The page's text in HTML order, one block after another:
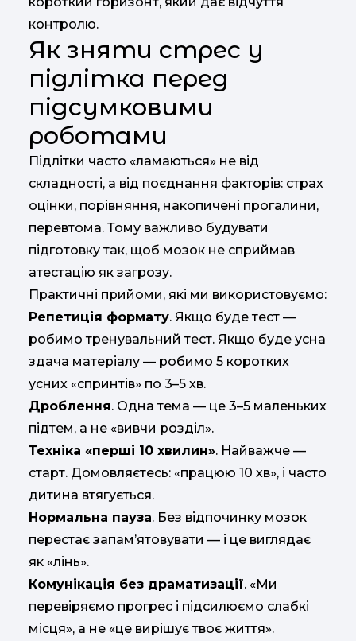
контролю.
Як зняти стрес у
підлітка перед
підсумковими
роботами
Підлітки часто «ламаються» не від
складності, а від поєднання факторів: страх
оцінки, порівняння, накопичені прогалини,
перевтома. Тому важливо будувати
підготовку так, щоб мозок не сприймав
атестацію як загрозу.
Практичні прийоми, які ми використовуємо:
Репетиція формату. Якщо буде тест —
робимо тренувальний тест. Якщо буде усна
здача матеріалу — робимо 5 коротких
усних «спринтів» по 3–5 хв.
Дроблення. Одна тема — це 3–5 маленьких
підтем, а не «вивчи розділ».
Техніка «перші 10 хвилин». Найважче —
старт. Домовляєтесь: «працюю 10 хв», і часто
дитина втягується.
Нормальна пауза. Без відпочинку мозок
перестає запам’ятовувати — і це виглядає
як «лінь».
Комунікація без драматизації. «Ми
перевіряємо прогрес і підсилюємо слабкі
місця», а не «це вирішує твоє життя».